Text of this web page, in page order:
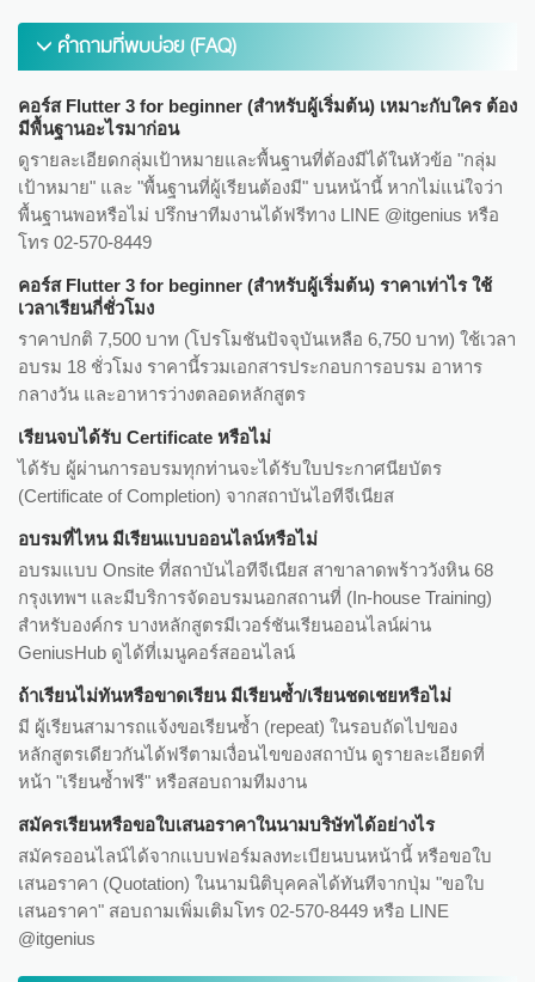
คำถามที่พบบ่อย (FAQ)
คอร์ส Flutter 3 for beginner (สำหรับผู้เริ่มต้น) เหมาะกับใคร ต้อง
มีพื้นฐานอะไรมาก่อน
ดูรายละเอียดกลุ่มเป้าหมายและพื้นฐานที่ต้องมีได้ในหัวข้อ "กลุ่ม
เป้าหมาย" และ "พื้นฐานที่ผู้เรียนต้องมี" บนหน้านี้ หากไม่แน่ใจว่า
พื้นฐานพอหรือไม่ ปรึกษาทีมงานได้ฟรีทาง LINE @itgenius หรือ
โทร 02-570-8449
คอร์ส Flutter 3 for beginner (สำหรับผู้เริ่มต้น) ราคาเท่าไร ใช้
เวลาเรียนกี่ชั่วโมง
ราคาปกติ 7,500 บาท (โปรโมชันปัจจุบันเหลือ 6,750 บาท) ใช้เวลา
อบรม 18 ชั่วโมง ราคานี้รวมเอกสารประกอบการอบรม อาหาร
กลางวัน และอาหารว่างตลอดหลักสูตร
เรียนจบได้รับ Certificate หรือไม่
ได้รับ ผู้ผ่านการอบรมทุกท่านจะได้รับใบประกาศนียบัตร
(Certificate of Completion) จากสถาบันไอทีจีเนียส
อบรมที่ไหน มีเรียนแบบออนไลน์หรือไม่
อบรมแบบ Onsite ที่สถาบันไอทีจีเนียส สาขาลาดพร้าววังหิน 68
กรุงเทพฯ และมีบริการจัดอบรมนอกสถานที่ (In-house Training)
สำหรับองค์กร บางหลักสูตรมีเวอร์ชันเรียนออนไลน์ผ่าน
GeniusHub ดูได้ที่เมนูคอร์สออนไลน์
ถ้าเรียนไม่ทันหรือขาดเรียน มีเรียนซ้ำ/เรียนชดเชยหรือไม่
มี ผู้เรียนสามารถแจ้งขอเรียนซ้ำ (repeat) ในรอบถัดไปของ
หลักสูตรเดียวกันได้ฟรีตามเงื่อนไขของสถาบัน ดูรายละเอียดที่
หน้า "เรียนซ้ำฟรี" หรือสอบถามทีมงาน
สมัครเรียนหรือขอใบเสนอราคาในนามบริษัทได้อย่างไร
สมัครออนไลน์ได้จากแบบฟอร์มลงทะเบียนบนหน้านี้ หรือขอใบ
เสนอราคา (Quotation) ในนามนิติบุคคลได้ทันทีจากปุ่ม "ขอใบ
เสนอราคา" สอบถามเพิ่มเติมโทร 02-570-8449 หรือ LINE
@itgenius